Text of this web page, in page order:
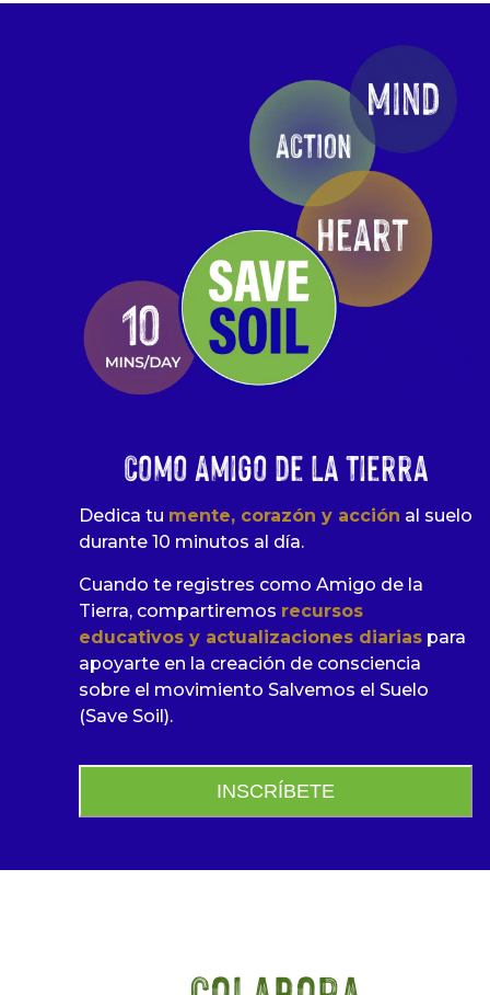
Como Amigo de la Tierra
Dedica tu mente, corazón y acción al suelo
durante 10 minutos al día.
Cuando te registres como Amigo de la
Tierra, compartiremos recursos
educativos y actualizaciones diarias para
apoyarte en la creación de consciencia
sobre el movimiento Salvemos el Suelo
(Save Soil).
INSCRÍBETE